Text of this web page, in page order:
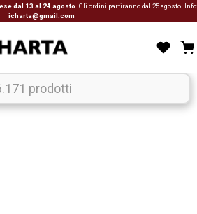
dal 13 al 24 agosto . Gli ordini partiranno dal 25 agosto. Info:
icharta@gmail.com